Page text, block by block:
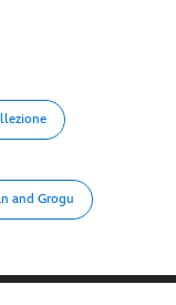
and Grogu